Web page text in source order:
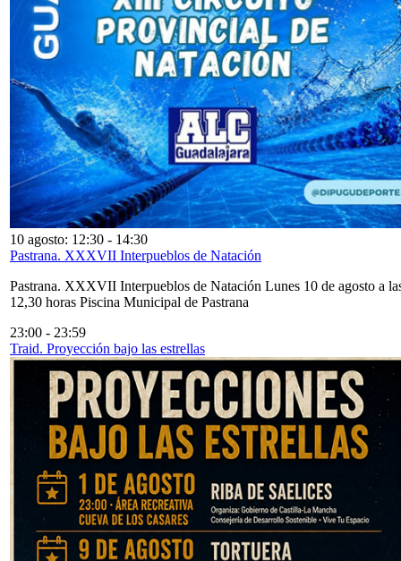
10 agosto: 12:30 - 14:30
Pastrana. XXXVII Interpueblos de Natación
Pastrana. XXXVII Interpueblos de Natación Lunes 10 de agosto a
12,30 horas Piscina Municipal de Pastrana
23:00 - 23:59
Traid. Proyección bajo las estrellas